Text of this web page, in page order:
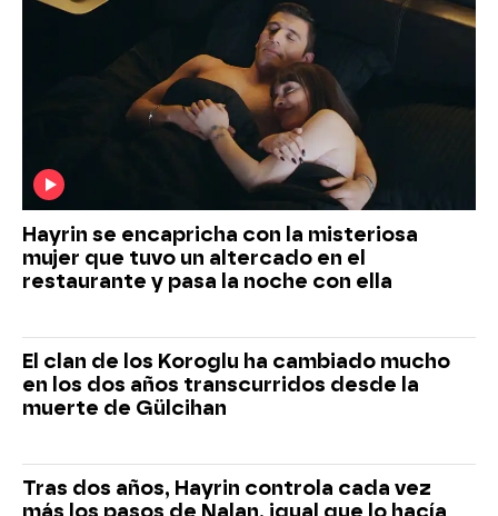
Hayrin se encapricha con la misteriosa
mujer que tuvo un altercado en el
restaurante y pasa la noche con ella
El clan de los Koroglu ha cambiado mucho
en los dos años transcurridos desde la
muerte de Gülcihan
Tras dos años, Hayrin controla cada vez
más los pasos de Nalan, igual que lo hacía